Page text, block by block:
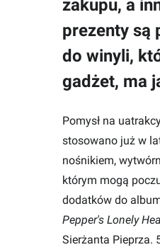
zakupu, a
prezenty są
do winyli,
gadżet, ma
Pomysł na
stosowano już w
nośnikiem,
którym mogą
dodatków do
Pepper's Lonely
Sierżanta Pieprza.